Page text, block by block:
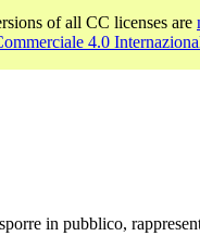
of all CC licenses are
4.0
in pubblico,